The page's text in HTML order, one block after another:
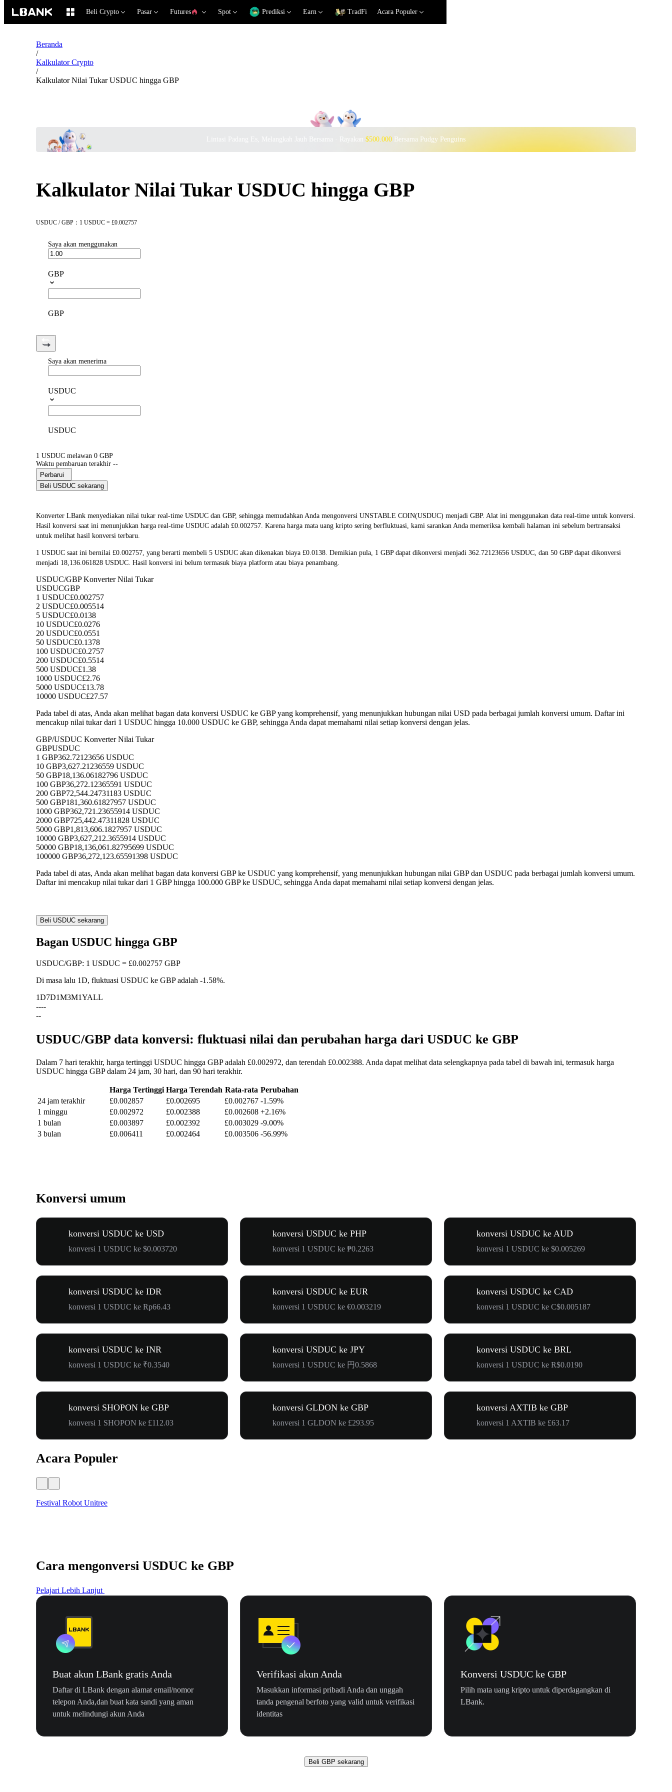
Beli Crypto Pasar Futures Spot Prediksi Earn TradFi Acara Populer
Beranda
/
Kalkulator Crypto
/
Kalkulator Nilai Tukar USDUC hingga GBP
Lintasi Padang Es, Melangkah Jauh Bersama · Rayakan $500.000 Bersama Pudgy Penguins
Kalkulator Nilai Tukar USDUC hingga GBP
USDUC / GBP：1 USDUC = £0.002757
Saya akan menggunakan
GBP
GBP
Saya akan menerima
USDUC
USDUC
1 USDUC melawan 0 GBP
Waktu pembaruan terakhir --
Perbarui
Beli USDUC sekarang
Konverter LBank menyediakan nilai tukar real-time USDUC dan GBP, sehingga memudahkan Anda mengonversi UNSTABLE COIN(USDUC) menjadi GBP. Alat ini menggunakan data real-time untuk konversi.
Hasil konversi saat ini menunjukkan harga real-time USDUC adalah £0.002757. Karena harga mata uang kripto sering berfluktuasi, kami sarankan Anda memeriksa kembali halaman ini sebelum bertransaksi
untuk melihat hasil konversi terbaru.
1 USDUC saat ini bernilai £0.002757, yang berarti membeli 5 USDUC akan dikenakan biaya £0.0138. Demikian pula, 1 GBP dapat dikonversi menjadi 362.72123656 USDUC, dan 50 GBP dapat dikonversi
menjadi 18,136.061828 USDUC. Hasil konversi ini belum termasuk biaya platform atau biaya penambang.
USDUC/GBP Konverter Nilai Tukar
USDUCGBP
1 USDUC£0.002757
2 USDUC£0.005514
5 USDUC£0.0138
10 USDUC£0.0276
20 USDUC£0.0551
50 USDUC£0.1378
100 USDUC£0.2757
200 USDUC£0.5514
500 USDUC£1.38
1000 USDUC£2.76
5000 USDUC£13.78
10000 USDUC£27.57
Pada tabel di atas, Anda akan melihat bagan data konversi USDUC ke GBP yang komprehensif, yang menunjukkan hubungan nilai USD pada berbagai jumlah konversi umum. Daftar ini
mencakup nilai tukar dari 1 USDUC hingga 10.000 USDUC ke GBP, sehingga Anda dapat memahami nilai setiap konversi dengan jelas.
GBP/USDUC Konverter Nilai Tukar
GBPUSDUC
1 GBP362.72123656 USDUC
10 GBP3,627.21236559 USDUC
50 GBP18,136.06182796 USDUC
100 GBP36,272.12365591 USDUC
200 GBP72,544.24731183 USDUC
500 GBP181,360.61827957 USDUC
1000 GBP362,721.23655914 USDUC
2000 GBP725,442.47311828 USDUC
5000 GBP1,813,606.1827957 USDUC
10000 GBP3,627,212.3655914 USDUC
50000 GBP18,136,061.82795699 USDUC
100000 GBP36,272,123.65591398 USDUC
Pada tabel di atas, Anda akan melihat bagan data konversi GBP ke USDUC yang komprehensif, yang menunjukkan hubungan nilai GBP dan USDUC pada berbagai jumlah konversi umum.
Daftar ini mencakup nilai tukar dari 1 GBP hingga 100.000 GBP ke USDUC, sehingga Anda dapat memahami nilai setiap konversi dengan jelas.
Beli USDUC sekarang
Bagan USDUC hingga GBP
USDUC/GBP: 1 USDUC = £0.002757 GBP
Di masa lalu 1D, fluktuasi USDUC ke GBP adalah -1.58%.
1D7D1M3M1YALL
----
--
USDUC/GBP data konversi: fluktuasi nilai dan perubahan harga dari USDUC ke GBP
Dalam 7 hari terakhir, harga tertinggi USDUC hingga GBP adalah £0.002972, dan terendah £0.002388. Anda dapat melihat data selengkapnya pada tabel di bawah ini, termasuk harga
USDUC hingga GBP dalam 24 jam, 30 hari, dan 90 hari terakhir.
Harga Tertinggi Harga Terendah Rata-rata Perubahan
24 jam terakhir
£0.002857 £0.002695 £0.002767 -1.59%
1 minggu
£0.002972 £0.002388 £0.002608 +2.16%
1 bulan
£0.003897 £0.002392 £0.003029 -9.00%
3 bulan
£0.006411 £0.002464 £0.003506 -56.99%
Konversi umum
konversi USDUC ke USD
konversi 1 USDUC ke $0.003720
konversi USDUC ke PHP
konversi 1 USDUC ke ₱0.2263
konversi USDUC ke AUD
konversi 1 USDUC ke $0.005269
konversi USDUC ke IDR
konversi 1 USDUC ke Rp66.43
konversi USDUC ke EUR
konversi 1 USDUC ke €0.003219
konversi USDUC ke CAD
konversi 1 USDUC ke C$0.005187
konversi USDUC ke INR
konversi 1 USDUC ke ₹0.3540
konversi USDUC ke JPY
konversi 1 USDUC ke 円0.5868
konversi USDUC ke BRL
konversi 1 USDUC ke R$0.0190
konversi SHOPON ke GBP
konversi 1 SHOPON ke £112.03
konversi GLDON ke GBP
konversi 1 GLDON ke £293.95
konversi AXTIB ke GBP
konversi 1 AXTIB ke £63.17
Acara Populer
Festival Robot Unitree
Cara mengonversi USDUC ke GBP
Pelajari Lebih Lanjut
Buat akun LBank gratis Anda
Daftar di LBank dengan alamat email/nomor
telepon Anda,dan buat kata sandi yang aman
untuk melindungi akun Anda
Verifikasi akun Anda
Masukkan informasi pribadi Anda dan unggah
tanda pengenal berfoto yang valid untuk verifikasi
identitas
Konversi USDUC ke GBP
Pilih mata uang kripto untuk diperdagangkan di
LBank.
Beli GBP sekarang